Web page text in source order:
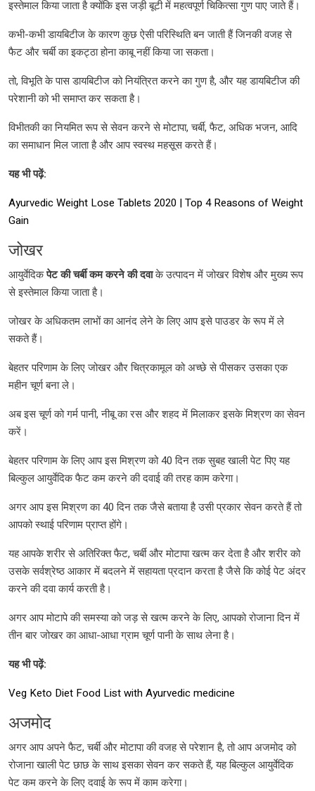
इस्तेमाल किया जाता है क्योंकि इस जड़ी बूटी में महत्वपूर्ण चिकित्सा गुण पाए जाते हैं।
कभी-कभी डायबिटीज के कारण कुछ ऐसी परिस्थिति बन जाती हैं जिनकी वजह से
फैट और चर्बी का इकट्ठा होना काबू नहीं किया जा सकता।
तो, विभूति के पास डायबिटीज को नियंत्रित करने का गुण है, और यह डायबिटीज की
परेशानी को भी समाप्त कर सकता है।
विभीतकी का नियमित रूप से सेवन करने से मोटापा, चर्बी, फैट, अधिक भजन, आदि
का समाधान मिल जाता है और आप स्वस्थ महसूस करते हैं।
यह भी पढ़ें:
Ayurvedic Weight Lose Tablets 2020 | Top 4 Reasons of Weight
Gain
जोखर
आयुर्वेदिकपेट की चर्बी कम करने की दवाके उत्पादन में जोखर विशेष और मुख्य रूप
से इस्तेमाल किया जाता है।
जोखर के अधिकतम लाभों का आनंद लेने के लिए आप इसे पाउडर के रूप में ले
सकते हैं।
बेहतर परिणाम के लिए जोखर और चित्रकामूल को अच्छे से पीसकर उसका एक
महीन चूर्ण बना ले।
अब इस चूर्ण को गर्म पानी, नीबू का रस और शहद में मिलाकर इसके मिश्रण का सेवन
करें।
बेहतर परिणाम के लिए आप इस मिश्रण को 40 दिन तक सुबह खाली पेट पिए यह
बिल्कुल आयुर्वेदिक फैट कम करने की दवाई की तरह काम करेगा।
अगर आप इस मिश्रण का 40 दिन तक जैसे बताया है उसी प्रकार सेवन करते हैं तो
आपको स्थाई परिणाम प्राप्त होंगे।
यह आपके शरीर से अतिरिक्त फैट, चर्बी और मोटापा खत्म कर देता है और शरीर को
उसके सर्वश्रेष्ठ आकार में बदलने में सहायता प्रदान करता है जैसे कि कोई पेट अंदर
करने की दवा कार्य करती है।
अगर आप मोटापे की समस्या को जड़ से खत्म करने के लिए, आपको रोजाना दिन में
तीन बार जोखर का आधा-आधा ग्राम चूर्ण पानी के साथ लेना है।
यह भी पढ़ें:
Veg Keto Diet Food List with Ayurvedic medicine
अजमोद
अगर आप अपने फैट, चर्बी और मोटापा की वजह से परेशान है, तो आप अजमोद को
रोजाना खाली पेट छाछ के साथ इसका सेवन कर सकते हैं, यह बिल्कुल आयुर्वेदिक
पेट कम करने के लिए दवाई के रूप में काम करेगा।